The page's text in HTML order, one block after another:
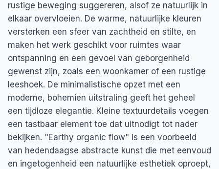
rustige beweging suggereren, alsof ze natuurlijk in
elkaar overvloeien. De warme, natuurlijke kleuren
versterken een sfeer van zachtheid en stilte, en
maken het werk geschikt voor ruimtes waar
ontspanning en een gevoel van geborgenheid
gewenst zijn, zoals een woonkamer of een rustige
leeshoek. De minimalistische opzet met een
moderne, bohemien uitstraling geeft het geheel
een tijdloze elegantie. Kleine textuurdetails voegen
een tastbaar element toe dat uitnodigt tot nader
bekijken. "Earthy organic flow" is een voorbeeld
van hedendaagse abstracte kunst die met eenvoud
en ingetogenheid een natuurlijke esthetiek oproept,